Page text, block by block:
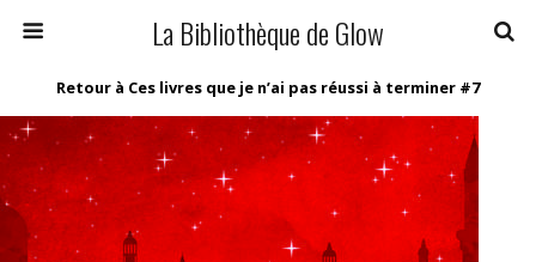
La Bibliothèque de Glow
Retour à Ces livres que je n’ai pas réussi à terminer #7